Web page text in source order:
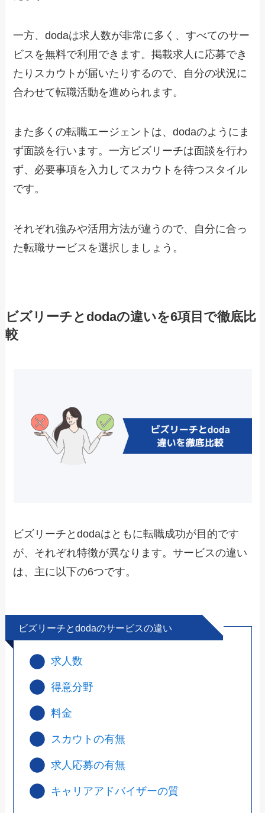
一方、dodaは求人数が非常に多く、すべてのサー
ビスを無料で利用できます。掲載求人に応募でき
たりスカウトが届いたりするので、自分の状況に
合わせて転職活動を進められます。
また多くの転職エージェントは、dodaのようにま
ず面談を行います。一方ビズリーチは面談を行わ
ず、必要事項を入力してスカウトを待つスタイル
です。
それぞれ強みや活用方法が違うので、自分に合っ
た転職サービスを選択しましょう。
ビズリーチとdodaの違いを6項目で徹底比
較
ビズリーチとdodaはともに転職成功が目的です
が、それぞれ特徴が異なります。サービスの違い
は、主に以下の6つです。
ビズリーチとdodaのサービスの違い
求人数
得意分野
料金
スカウトの有無
求人応募の有無
キャリアアドバイザーの質